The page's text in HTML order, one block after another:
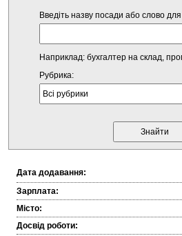
Введіть назву посади або слово
Наприклад: бухгалтер на склад,
Рубрика:
Дата додавання:
Зарплата:
Місто:
Досвід роботи: